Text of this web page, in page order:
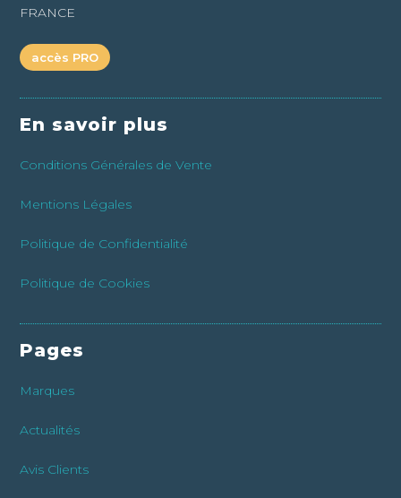
FRANCE
accès PRO
En savoir plus
Conditions Générales de Vente
Mentions Légales
Politique de Confidentialité
Politique de Cookies
Pages
Marques
Actualités
Avis Clients